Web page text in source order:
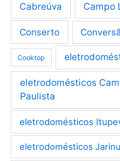
Cabreúva Campo
Conserto
Cooktop
eletrodomésticos
Paulista
eletrodomésticos
eletrodomésticos Jarinu